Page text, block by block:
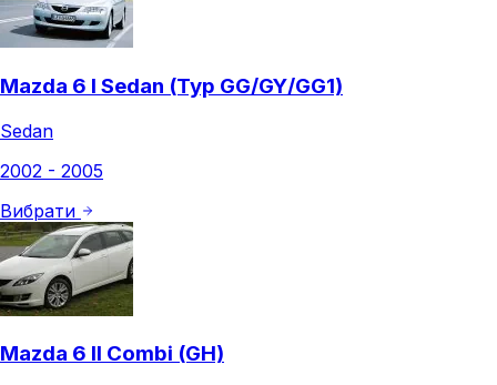
Mazda 6 I Sedan (Typ GG/GY/GG1)
Sedan
2002 - 2005
Вибрати
Mazda 6 II Combi (GH)